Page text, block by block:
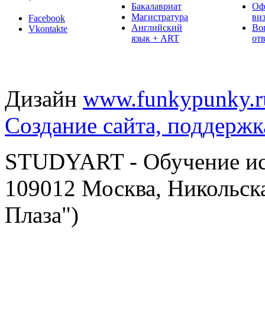
Facebook
Vkontakte
Бакалавриат
Магистратура
Английский
язык + ART
Дизайн
Создание сайта,
STUDYART - Обучение
109012 Москва,
Плаза")